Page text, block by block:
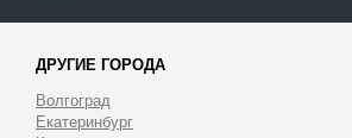
ДРУГИЕ ГОРОДА
Волгоград
Екатеринбург